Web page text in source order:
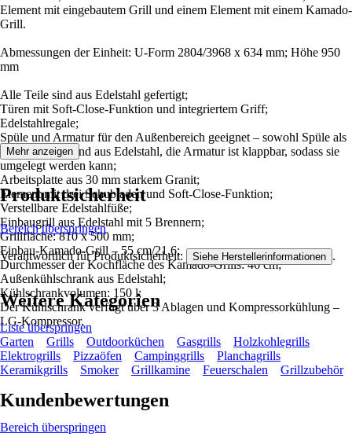
Element mit eingebautem Grill und einem Element mit einem Kamado-
Grill.
Abmessungen der Einheit: U-Form 2804/3968 x 634 mm; Höhe 950
mm
Alle Teile sind aus Edelstahl gefertigt;
Türen mit Soft-Close-Funktion und integriertem Griff;
Edelstahlregale;
Spüle und Armatur für den Außenbereich geeignet – sowohl Spüle als
auch Armatur sind aus Edelstahl, die Armatur ist klappbar, sodass sie
umgelegt werden kann;
Arbeitsplatte aus 30 mm starkem Granit;
Element mit drei Schubladen und Soft-Close-Funktion;
Verstellbare Edelstahlfüße;
Einbaugrill aus Edelstahl mit 5 Brennern;
Grillfläche: 810 x 500 mm;
Einbau-Kamado-Grill – 55 cm/21,6;
Durchmesser der Kochfläche des Kamado-Grills: 46 cm;
Außenkühlschrank aus Edelstahl;
Kühlschrankvolumen: 150 l;
Der Kühlschrank verfügt über 3 Ablagen und Kompressorkühlung –
LG-Kompressor.
Mehr anzeigen
Produktsicherheit
Bereich überspringen
Verantwortlich für Produktsicherheit: Siehe Herstellerinformationen .
Weitere Kategorien
Liste überspringen
Garten
Grills Outdoorküchen Gasgrills
Holzkohlegrills
Elektrogrills
Pizzaöfen Campinggrills
Planchagrills
Keramikgrills
Smoker Grillkamine Feuerschalen Grillzubehör
Kundenbewertungen
Bereich überspringen